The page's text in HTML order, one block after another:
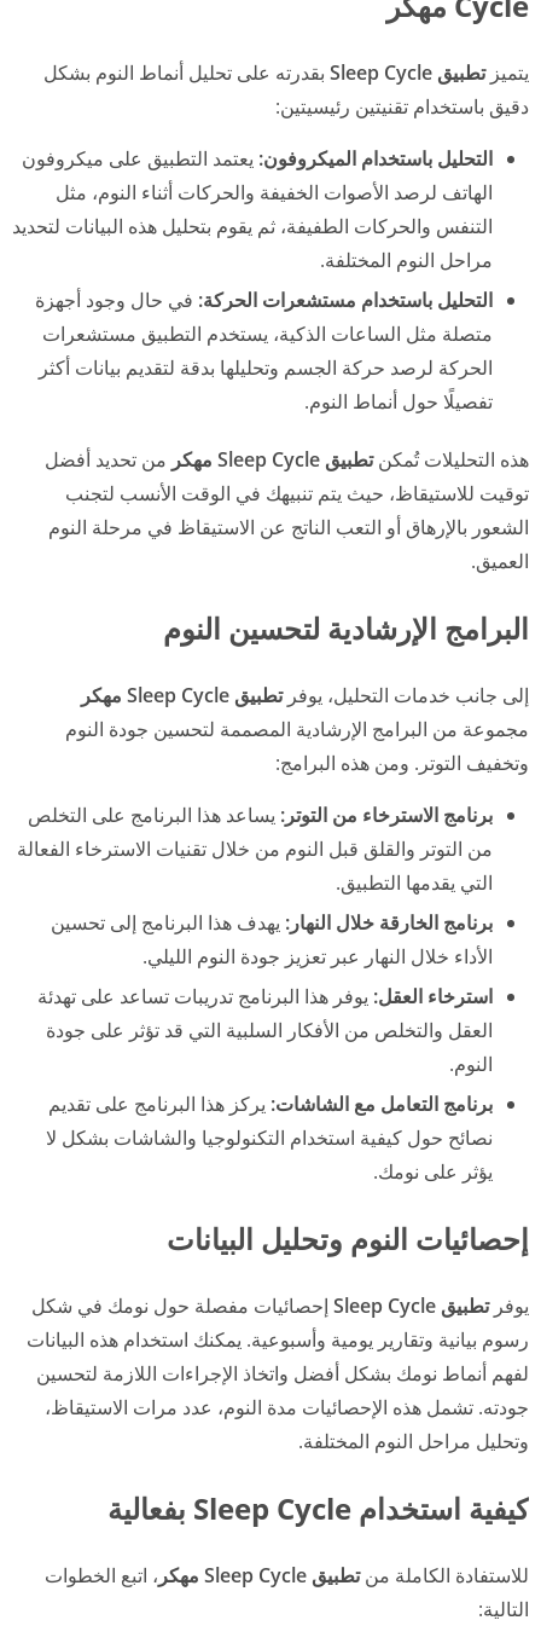
يتميزتطبيق Sleep Cycle
بقدرته على تحليل أنماط النوم بشكل
دقيق باستخدام تقنيتين رئيسيتين:
التحليل باستخدام الميكروفون: يعتمد التطبيق على ميكروفون
الهاتف لرصد الأصوات الخفيفة والحركات أثناء النوم، مثل
التنفس والحركات الطفيفة، ثم يقوم بتحليل هذه البيانات لتحديد
مراحل النوم المختلفة.
التحليل باستخدام مستشعرات الحركة: في حال وجود أجهزة
متصلة مثل الساعات الذكية، يستخدم التطبيق مستشعرات
الحركة لرصد حركة الجسم وتحليلها بدقة لتقديم بيانات أكثر
تفصيلًا حول أنماط النوم.
هذه التحليلات تُمكنتطبيق Sleep Cycle مهكر
من تحديد أفضل
توقيت للاستيقاظ، حيث يتم تنبيهك في الوقت الأنسب لتجنب
الشعور بالإرهاق أو التعب الناتج عن الاستيقاظ في مرحلة النوم
العميق.
البرامج الإرشادية لتحسين النوم
إلى جانب خدمات التحليل، يوفرتطبيق Sleep Cycle مهكر
مجموعة من البرامج الإرشادية المصممة لتحسين جودة النوم
وتخفيف التوتر. ومن هذه البرامج:
برنامج الاسترخاء من التوتر: يساعد هذا البرنامج على التخلص
من التوتر والقلق قبل النوم من خلال تقنيات الاسترخاء الفعالة
التي يقدمها التطبيق.
برنامج الخارقة خلال النهار: يهدف هذا البرنامج إلى تحسين
الأداء خلال النهار عبر تعزيز جودة النوم الليلي.
استرخاء العقل: يوفر هذا البرنامج تدريبات تساعد على تهدئة
العقل والتخلص من الأفكار السلبية التي قد تؤثر على جودة
النوم.
برنامج التعامل مع الشاشات: يركز هذا البرنامج على تقديم
نصائح حول كيفية استخدام التكنولوجيا والشاشات بشكل لا
يؤثر على نومك.
إحصائيات النوم وتحليل البيانات
يوفرتطبيق Sleep Cycle
إحصائيات مفصلة حول نومك في شكل
رسوم بيانية وتقارير يومية وأسبوعية. يمكنك استخدام هذه البيانات
لفهم أنماط نومك بشكل أفضل واتخاذ الإجراءات اللازمة لتحسين
جودته. تشمل هذه الإحصائيات مدة النوم، عدد مرات الاستيقاظ،
وتحليل مراحل النوم المختلفة.
كيفية استخدام Sleep Cycle بفعالية
للاستفادة الكاملة منتطبيق Sleep Cycle مهكر
، اتبع الخطوات
التالية: